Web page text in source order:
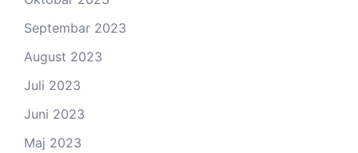
Septembar 2023
August 2023
Juli 2023
Juni 2023
Maj 2023